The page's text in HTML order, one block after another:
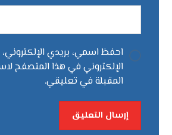
احفظ اسمي، بريدي الإلكتروني،
الإلكتروني في هذا المتصفح
المقبلة في تعليقي.
إرسال التعليق